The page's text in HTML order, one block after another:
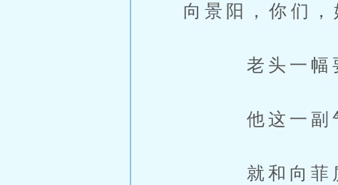
向景阳，你们，
老头一幅要
他这一副气
就和向菲质